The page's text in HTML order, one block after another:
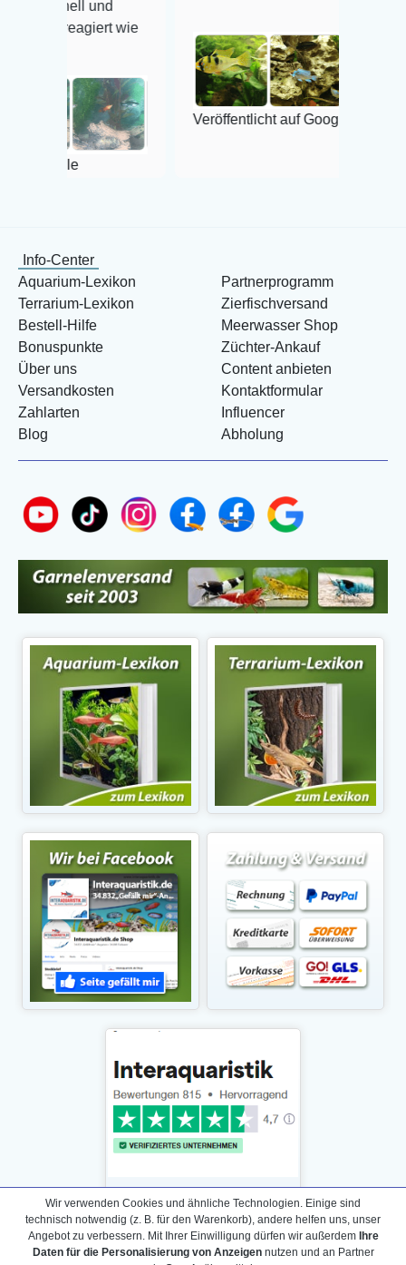
reagiert wie
Veröffentlicht auf Google
Info-Center
Aquarium-Lexikon
Terrarium-Lexikon
Bestell-Hilfe
Bonuspunkte
Über uns
Versandkosten
Zahlarten
Blog
Partnerprogramm
Zierfischversand
Meerwasser Shop
Züchter-Ankauf
Content anbieten
Kontaktformular
Influencer
Abholung
Daten­schutz­erklärung
Wir verwenden Cookies und ähnliche Technologien. Einige sind
technisch notwendig (z. B. für den Warenkorb), andere helfen uns, unser
Angebot zu verbessern. Mit Ihrer Einwilligung dürfen wir außerdem Ihre
Daten für die Personalisierung von Anzeigennutzen und an Partner